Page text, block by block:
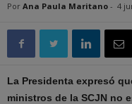
Por Ana Paula Maritano - 4
La Presidenta expresó
ministros de la SCJN no